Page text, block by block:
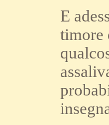
E
timore